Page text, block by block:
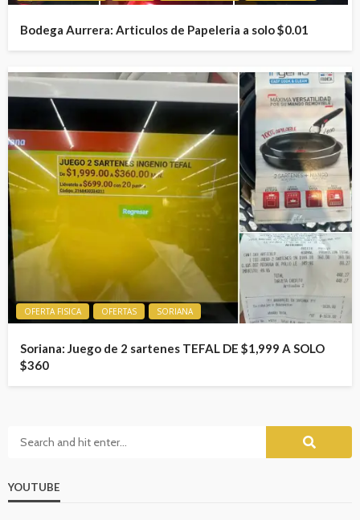
Bodega Aurrera: Articulos de Papeleria a solo $0.01
OFERTA FISICA OFERTAS SORIANA
Soriana: Juego de 2 sartenes TEFAL DE $1,999 A SOLO
$360
YOUTUBE